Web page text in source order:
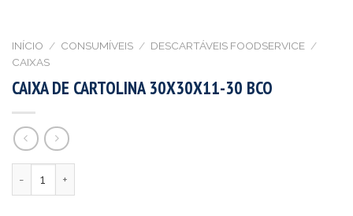
INÍCIO / CONSUMÍVEIS / DESCARTÁVEIS FOODSERVICE /
CAIXAS
CAIXA DE CARTOLINA 30X30X11-30 BCO